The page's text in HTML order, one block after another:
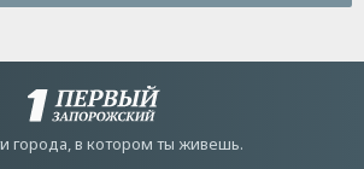
города, в котором ты живешь.